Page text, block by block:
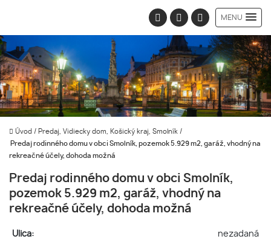
MENU
Úvod / Predaj, Vidiecky dom, Košický kraj, Smolník /
Predaj rodinného domu v obci Smolník, pozemok 5.929 m2, garáž, vhodný na
rekreačné účely, dohoda možná
Predaj rodinného domu v obci Smolník,
pozemok 5.929 m2, garáž, vhodný na
rekreačné účely, dohoda možná
Ulica:
nezadaná